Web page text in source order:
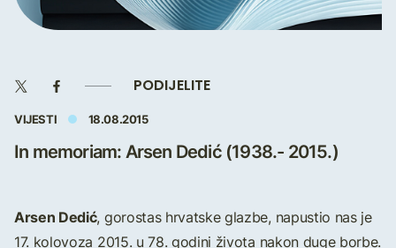
PODIJELITE
VIJESTI 18.08.2015
In memoriam: Arsen Dedić (1938.- 2015.)
Arsen Dedić, gorostas hrvatske glazbe, napustio nas je
17. kolovoza 2015. u 78. godini života nakon duge borbe.